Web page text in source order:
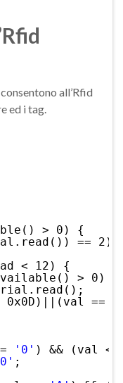
all’Rfid
ed i tag.
0x0D)||(val
'0' ) && (val
;